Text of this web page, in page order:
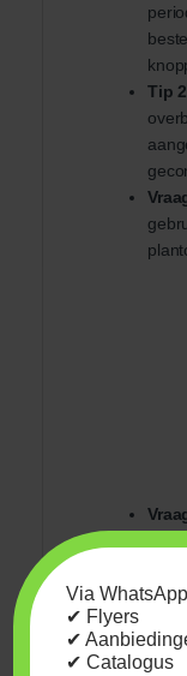
Tip
Via
✔ Flyers
✔
✔ Catalogus